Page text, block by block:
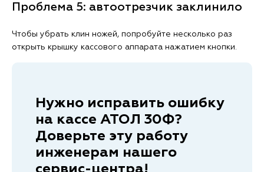
Проблема 5: автоотрезчик заклинило
Чтобы убрать клин ножей, попробуйте несколько раз
открыть крышку кассового аппарата нажатием кнопки.
Нужно исправить ошибку
на кассе АТОЛ 30Ф?
Доверьте эту работу
инженерам нашего
сервис-центра!